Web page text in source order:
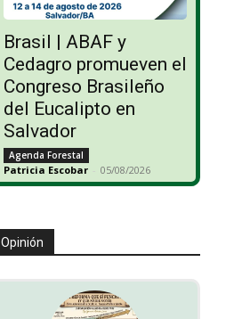
Brasil | ABAF y
Cedagro promueven el
Congreso Brasileño
del Eucalipto en
Salvador
Agenda Forestal
Patricia Escobar - 05/08/2026
Opinión